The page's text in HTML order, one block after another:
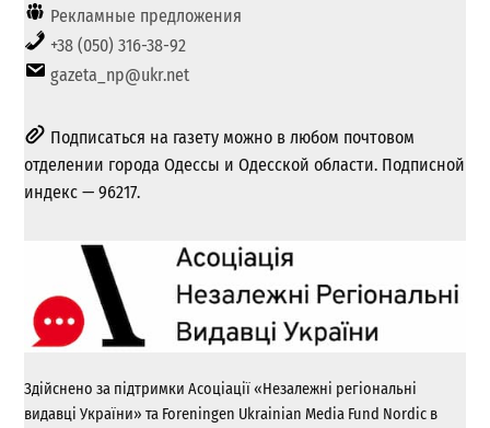
Рекламные предложения
+38 (050) 316-38-92
gazeta_np@ukr.net
Подписаться на газету можно в любом почтовом
отделении города Одессы и Одесской области. Подписной
индекс — 96217.
Здійснено за підтримки Асоціації «Незалежні регіональні
видавці України» та Foreningen Ukrainian Media Fund Nordic в